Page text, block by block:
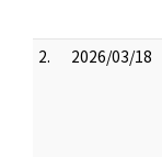
2.
2026/03/18